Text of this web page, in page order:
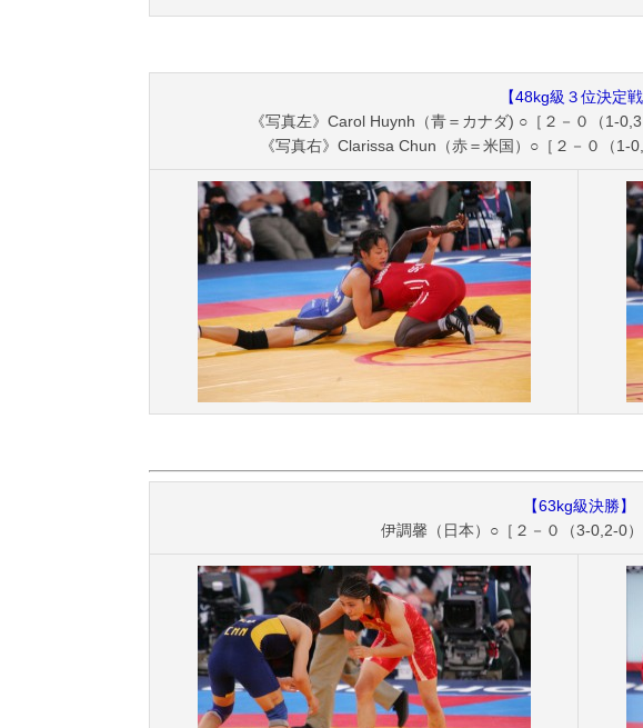
【48kg級３位決定戦
《写真左》Carol Huynh（青＝カナダ) ○［２－０（1-
《写真右》Clarissa Chun（赤＝米国）○［２－０（1-
【63kg級決勝】
伊調馨（日本）○［２－０（3-0,2-0）